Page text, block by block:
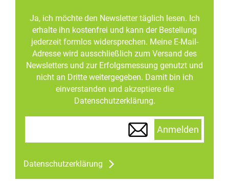
Ja, ich möchte den Newsletter täglich lesen. Ich
erhalte ihn kostenfrei und kann der Bestellung
jederzeit formlos widersprechen. Meine E-Mail-
Adresse wird ausschließlich zum Versand des
Newsletters und zur Erfolgsmessung genutzt und
nicht an Dritte weitergegeben. Damit bin ich
einverstanden und akzeptiere die
Datenschutzerklärung.
Anmelden
Datenschutzerklärung